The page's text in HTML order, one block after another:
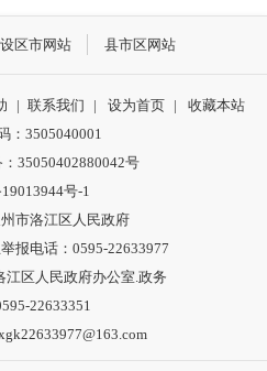
区市网站 县市区网站
| 联系我们 | 设为首页 |
收藏本站
：3505040001
35050402880042号
号-1
市洛江区人民政府
报电话：0595-22633977
江区人民政府办公室.政务
22633351